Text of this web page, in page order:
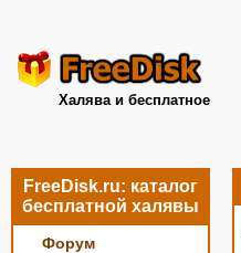
Халява и бесплатное
FreeDisk.ru: каталог
бесплатной халявы
Форум